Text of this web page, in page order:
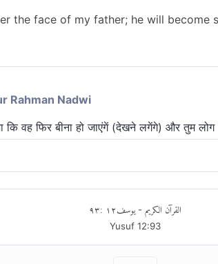
the face of my father; he will become
Rahman Nadwi
कि वह फिर बीना हो जाएंगें (देखने लगेंगे) और तुम
القرآن الكريم - يوسف١٢ :٩٣
Yusuf12:93